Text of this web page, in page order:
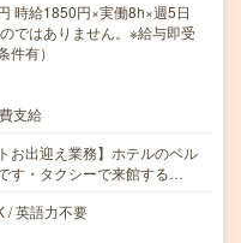
給1850円×実働8h×週5日
ではありません。※給与即受
件有）
支給
お出迎え業務】ホテルのベル
す・タクシーで来館する…
/ 英語力不要